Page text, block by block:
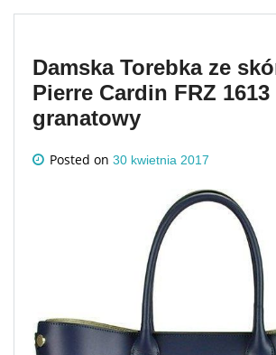
Damska Torebka ze
Pierre Cardin FRZ 1613
granatowy
Posted on 30 kwietnia 2017